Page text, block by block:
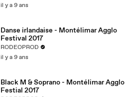
il y a 9 ans
Danse irlandaise - Montélimar Agglo
Festival 2017
RODEOPROD
il y a 9 ans
Black M & Soprano - Montélimar Agglo
Festial 2017